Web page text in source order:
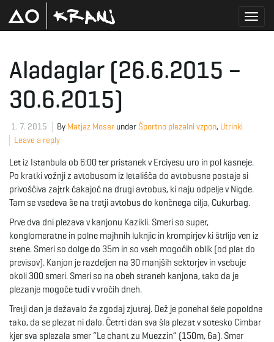
g
l
Aladaglar (26.6.2015 –
30.6.2015)
1. 7. 2015 By Matjaz Moser under Športno plezalni vzpon, Utrinki
Leave a reply
Let iz Istanbula ob 6:00 ter pristanek v Erciyesu uro in pol kasneje.
Po kratki vožnji z avtobusom iz letališča do avtobusne postaje si
privoščiva zajtrk čakajoč na drugi avtobus, ki naju odpelje v Nigde.
Tam se vsedeva še na tretji avtobus do končnega cilja, Cukurbag.
Prve dva dni plezava v kanjonu Kazikli. Smeri so super,
konglomeratne in polne majhnih luknjic in krompirjev ki štrlijo ven iz
stene. Smeri so dolge do 35m in so vseh mogočih oblik (od plat do
previsov). Kanjon je razdeljen na 30 manjših sektorjev in vsebuje
okoli 300 smeri. Smeri so na obeh straneh kanjona, tako da je
plezanje mogoče tudi v vročih dneh.
Tretji dan je dežavalo že zgodaj zjutraj. Dež je ponehal šele popoldne
tako, da se plezat ni dalo. Četrti dan sva šla plezat v sotesko Cimbar
kjer sva splezala smer “Le chant zu Muezzin” (150m, 6a). Smer